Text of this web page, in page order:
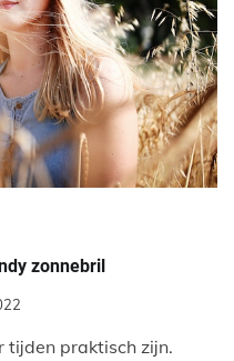
zonnebril
tijden praktisch zijn.